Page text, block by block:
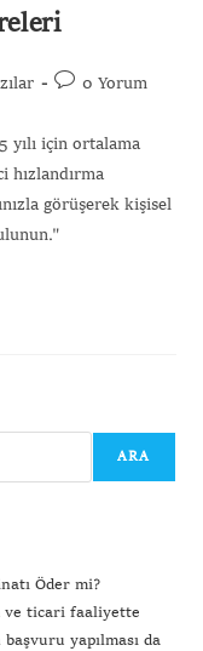
0 Yorum
yılı için ortalama
hızlandırma
görüşerek kişisel
ARA
Öder mi?
ve ticari faaliyette
yapılması da